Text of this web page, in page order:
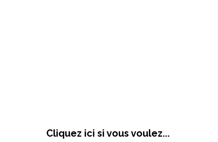
Cliquez ici si vous voulez...